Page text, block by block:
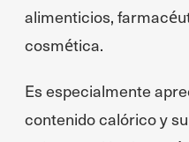
alimenticios,
cosmética.
Es especialmente
contenido calórico y